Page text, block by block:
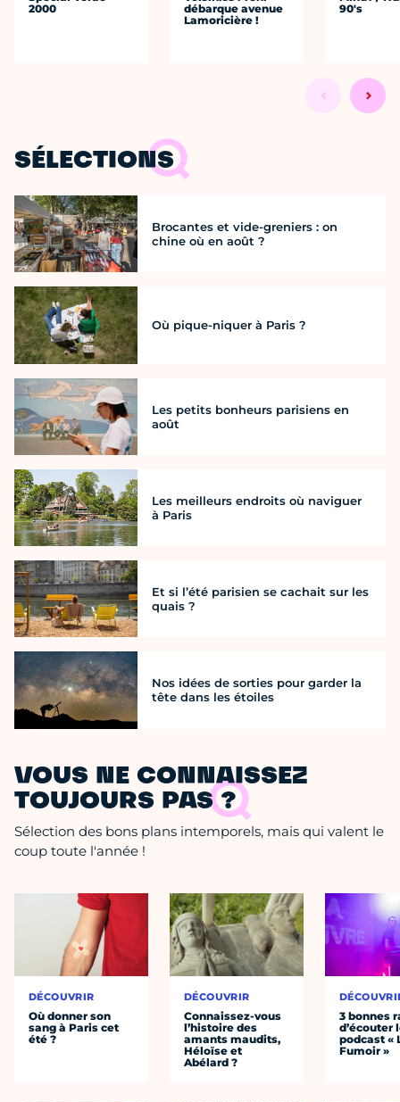
2000
débarque avenue
Lamoricière !
90's
SÉLECTIONS
Brocantes et vide-greniers : on
chine où en août ?
Où pique-niquer à Paris ?
Les petits bonheurs parisiens en
août
Les meilleurs endroits où naviguer
à Paris
Et si l’été parisien se cachait sur les
quais ?
Nos idées de sorties pour garder la
tête dans les étoiles
VOUS NE CONNAISSEZ
TOUJOURS PAS ?
Sélection des bons plans intemporels, mais qui valent le
coup toute l'année !
DÉCOUVRIR
Où donner son
sang à Paris cet
été ?
DÉCOUVRIR
Connaissez-vous
l’histoire des
amants maudits,
Héloïse et
Abélard ?
3 bonnes
d’écouter
podcast «
Fumoir »